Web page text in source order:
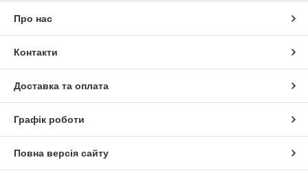
Про нас
Контакти
Доставка та оплата
Графік роботи
Повна версія сайту